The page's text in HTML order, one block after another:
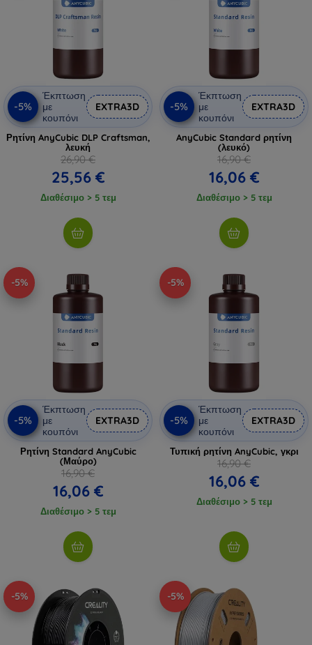
-5%
Έκπτωση
με
κουπόνι
EXTRA3D
Ρητίνη AnyCubic DLP Craftsman,
λευκή
26,90 €
25,56 €
Διαθέσιμο > 5 τεμ
-5%
Έκπτωση
με
κουπόνι
EXTRA3D
AnyCubic Standard ρητίνη
(λευκό)
16,90 €
16,06 €
Διαθέσιμο > 5 τεμ
-5%
-5%
Έκπτωση
με
κουπόνι
EXTRA3D
Ρητίνη Standard AnyCubic
(Μαύρο)
16,90 €
16,06 €
Διαθέσιμο > 5 τεμ
-5%
-5%
Έκπτωση
με
κουπόνι
EXTRA3D
Τυπική ρητίνη AnyCubic, γκρι
16,90 €
16,06 €
Διαθέσιμο > 5 τεμ
-5% -5%